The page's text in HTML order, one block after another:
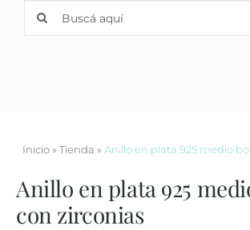
Search
Inicio» Tienda » Anillo en plata 925 medio
Anillo en plata 925
con zirconias